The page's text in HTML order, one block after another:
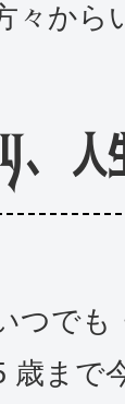
々から
、
つで
歳まで